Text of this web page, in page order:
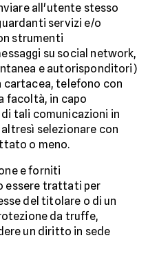
all'utente stesso
servizi e/o
strumenti
su social network,
e autorisponditori)
telefono con
facoltà, in capo
tali comunicazioni in
selezionare con
o meno.
e forniti
essere trattati per
del titolare o di un
da truffe,
un diritto in sede